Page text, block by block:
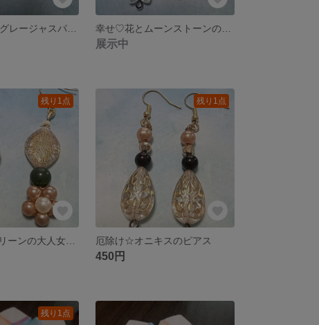
展示中
残り1点 残り1点
厄除け☆オニキスのピアス
450円
残り1点